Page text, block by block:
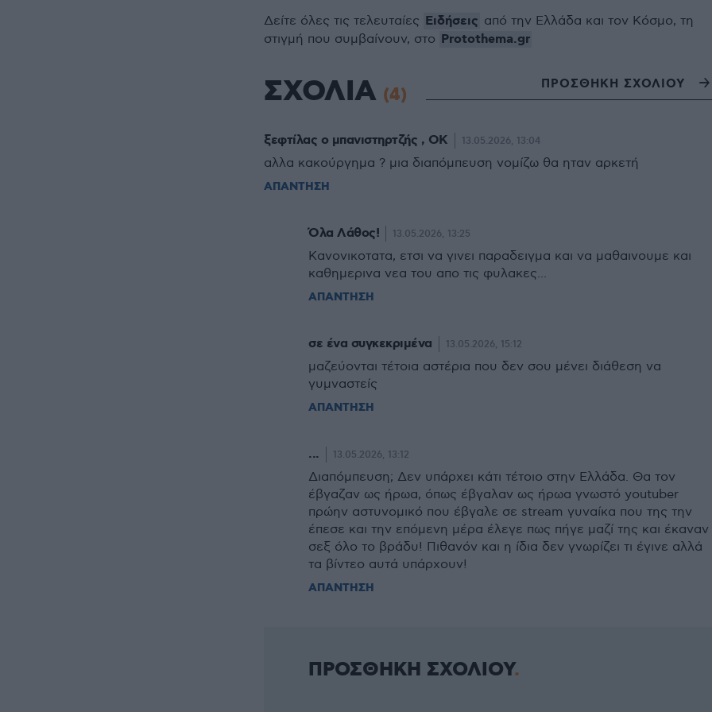
Δείτε όλες τις τελευταίες Ειδήσεις από την Ελλάδα και τον Κόσμο, τη
στιγμή που συμβαίνουν, στο Protothema.gr
ΣΧΟΛΙΑ (4) ΠΡΟΣΘΗΚΗ ΣΧΟΛΙΟΥ
ξεφτίλας ο μπανιστηρτζής , ΟΚ 13.05.2026, 13:04
αλλα κακούργημα ? μια διαπόμπευση νομίζω θα ηταν αρκετή
ΑΠΑΝΤΗΣΗ
Όλα Λάθος! 13.05.2026, 13:25
Κανονικοτατα, ετσι να γινει παραδειγμα και να μαθαινουμε και
καθημερινα νεα του απο τις φυλακες...
ΑΠΑΝΤΗΣΗ
σε ένα συγκεκριμένα 13.05.2026, 15:12
μαζεύονται τέτοια αστέρια που δεν σου μένει διάθεση να
γυμναστείς
ΑΠΑΝΤΗΣΗ
... 13.05.2026, 13:12
Διαπόμπευση; Δεν υπάρχει κάτι τέτοιο στην Ελλάδα. Θα τον
έβγαζαν ως ήρωα, όπως έβγαλαν ως ήρωα γνωστό youtuber
πρώην αστυνομικό που έβγαλε σε stream γυναίκα που της την
έπεσε και την επόμενη μέρα έλεγε πως πήγε μαζί της και έκαναν
σεξ όλο το βράδυ! Πιθανόν και η ίδια δεν γνωρίζει τι έγινε αλλά
τα βίντεο αυτά υπάρχουν!
ΑΠΑΝΤΗΣΗ
ΠΡΟΣΘΗΚΗ ΣΧΟΛΙΟΥ